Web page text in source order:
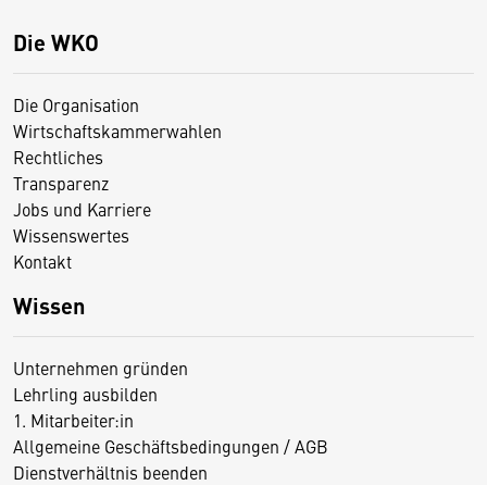
Die WKO
Die Organisation
Wirtschaftskammerwahlen
Rechtliches
Transparenz
Jobs und Karriere
Wissenswertes
Kontakt
Wissen
Unternehmen gründen
Lehrling ausbilden
1. Mitarbeiter:in
Allgemeine Geschäftsbedingungen / AGB
Dienstverhältnis beenden